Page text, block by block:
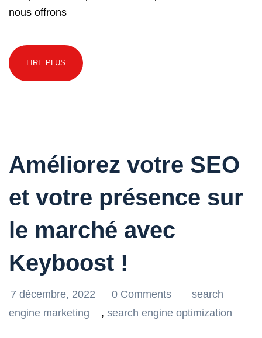
nous offrons
LIRE PLUS
Améliorez votre SEO
et votre présence sur
le marché avec
Keyboost !
7 décembre, 2022 0 Comments
search
engine marketing
, search engine optimization